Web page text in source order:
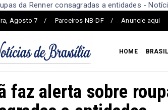
da Renner consagradas a entidades -
Agosto 7 Parceiros NB-DF Anuncie aqui
HOME BRASIL
faz alerta sobre